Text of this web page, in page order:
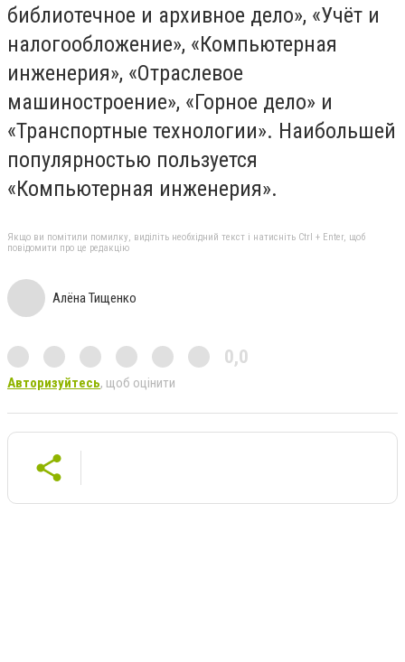
библиотечное и архивное дело», «Учёт и
налогообложение», «Компьютерная
инженерия», «Отраслевое
машиностроение», «Горное дело» и
«Транспортные технологии». Наибольшей
популярностью пользуется
«Компьютерная инженерия».
Якщо ви помітили помилку, виділіть необхідний текст і натисніть Ctrl + Enter, щоб
повідомити про це редакцію
Алёна Тищенко
0,0
Авторизуйтесь, щоб оцінити